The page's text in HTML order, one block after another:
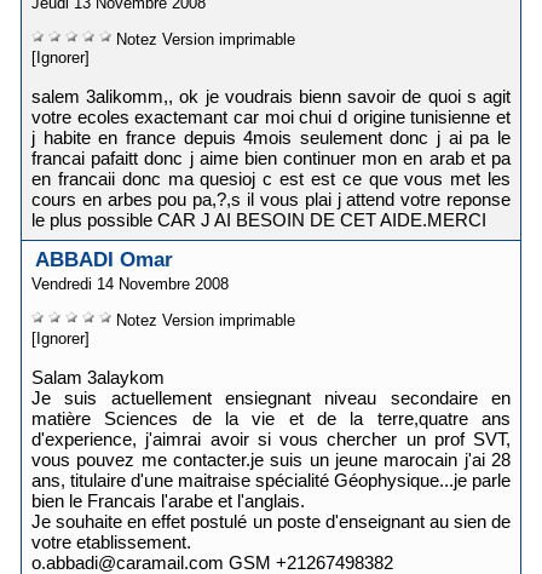
Notez Version imprimable
[Ignorer]
salem 3alikomm,, ok je voudrais bienn savoir de quoi s agit
votre ecoles exactemant car moi chui d origine tunisienne et
j habite en france depuis 4mois seulement donc j ai pa le
francai pafaitt donc j aime bien continuer mon en arab et pa
en francaii donc ma quesioj c est est ce que vous met les
cours en arbes pou pa,?,s il vous plai j attend votre reponse
le plus possible CAR J AI BESOIN DE CET AIDE.MERCI
ABBADI Omar
Vendredi 14 Novembre 2008
Notez Version imprimable
[Ignorer]
Salam 3alaykom
Je suis actuellement ensiegnant niveau secondaire en
matière Sciences de la vie et de la terre,quatre ans
d'experience, j'aimrai avoir si vous chercher un prof SVT,
vous pouvez me contacter.je suis un jeune marocain j'ai 28
ans, titulaire d'une maitraise spécialité Géophysique...je parle
bien le Francais l'arabe et l'anglais.
Je souhaite en effet postulé un poste d'enseignant au sien de
votre etablissement.
o.abbadi@caramail.com GSM +21267498382